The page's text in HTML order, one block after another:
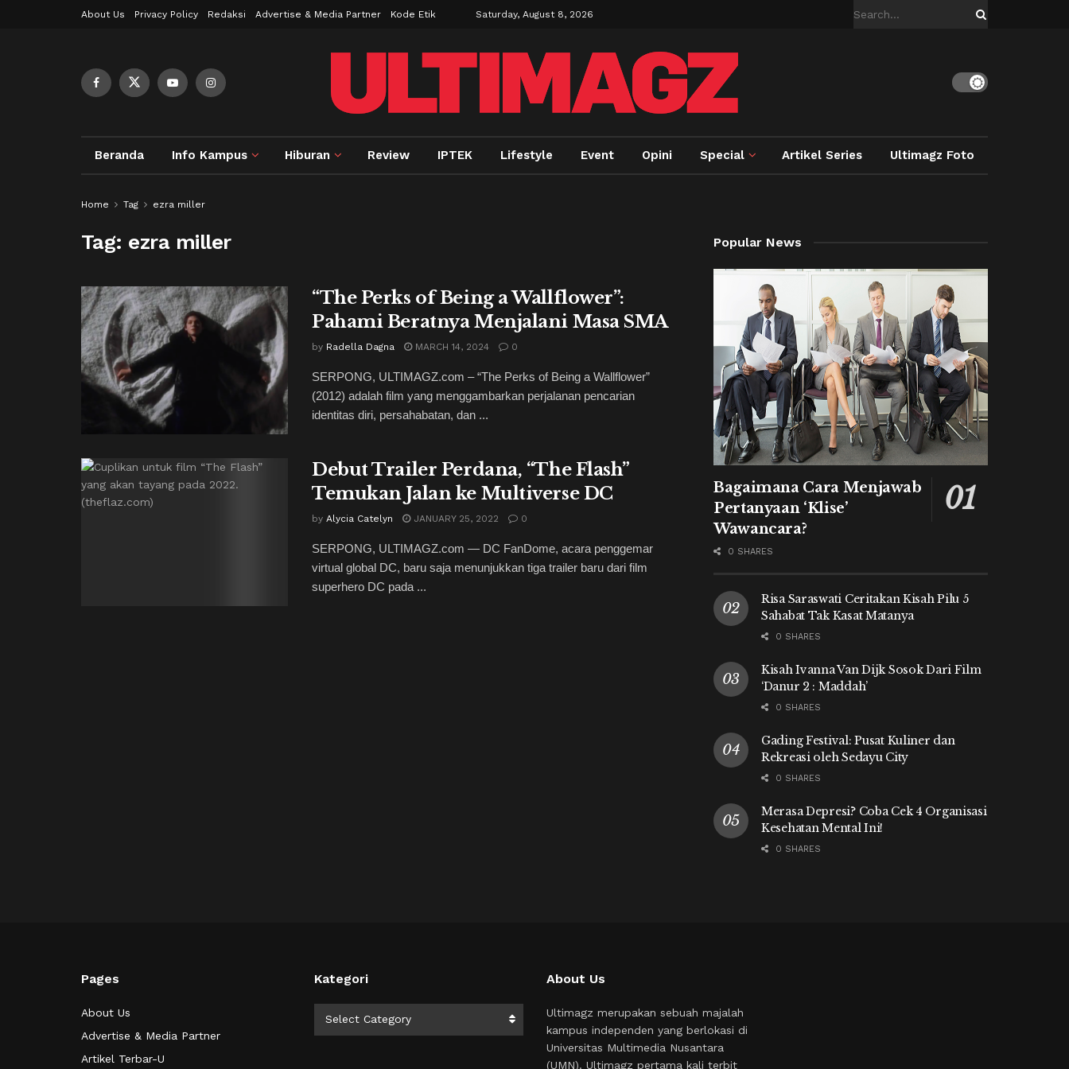
About Us Privacy Policy Redaksi Advertise & Media Partner Kode Etik Saturday, August 8, 2026
Beranda Info Kampus Hiburan Review IPTEK Lifestyle Event Opini Special Artikel Series Ultimagz Foto
Home Tag ezra miller
Tag: ezra miller
“The Perks of Being a Wallflower”:
Pahami Beratnya Menjalani Masa SMA
by Radella Dagna MARCH 14, 2024 0
SERPONG, ULTIMAGZ.com – “The Perks of Being a Wallflower”
(2012) adalah film yang menggambarkan perjalanan pencarian
identitas diri, persahabatan, dan ...
Debut Trailer Perdana, “The Flash”
Temukan Jalan ke Multiverse DC
by Alycia Catelyn JANUARY 25, 2022 0
SERPONG, ULTIMAGZ.com — DC FanDome, acara penggemar
virtual global DC, baru saja menunjukkan tiga trailer baru dari film
superhero DC pada ...
Popular News
Bagaimana Cara Menjawab
Pertanyaan ‘Klise’
Wawancara?
0 SHARES
Risa Saraswati Ceritakan Kisah Pilu 5
Sahabat Tak Kasat Matanya
0 SHARES
Kisah Ivanna Van Dijk Sosok Dari Film
‘Danur 2 : Maddah’
0 SHARES
Gading Festival: Pusat Kuliner dan
Rekreasi oleh Sedayu City
0 SHARES
Merasa Depresi? Coba Cek 4 Organisasi
Kesehatan Mental Ini!
0 SHARES
Pages
About Us
Advertise & Media Partner
Artikel Terbar-U
Kategori
Select Category
About Us
Ultimagz merupakan sebuah majalah
kampus independen yang berlokasi di
Universitas Multimedia Nusantara
(UMN). Ultimagz pertama kali terbit